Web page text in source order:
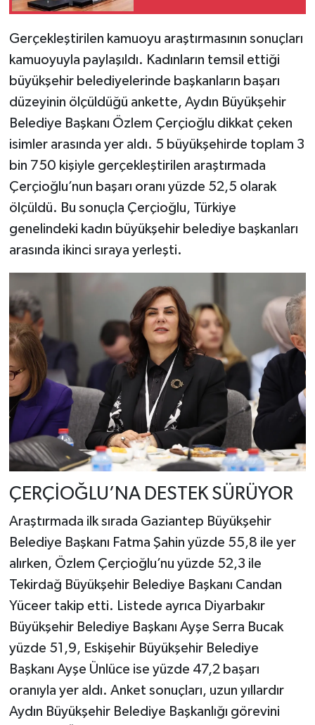
Gerçekleştirilen kamuoyu araştırmasının sonuçları
kamuoyuyla paylaşıldı. Kadınların temsil ettiği
büyükşehir belediyelerinde başkanların başarı
düzeyinin ölçüldüğü ankette, Aydın Büyükşehir
Belediye Başkanı Özlem Çerçioğlu dikkat çeken
isimler arasında yer aldı. 5 büyükşehirde toplam 3
bin 750 kişiyle gerçekleştirilen araştırmada
Çerçioğlu’nun başarı oranı yüzde 52,5 olarak
ölçüldü. Bu sonuçla Çerçioğlu, Türkiye
genelindeki kadın büyükşehir belediye başkanları
arasında ikinci sıraya yerleşti.
ÇERÇİOĞLU’NA DESTEK SÜRÜYOR
Araştırmada ilk sırada Gaziantep Büyükşehir
Belediye Başkanı Fatma Şahin yüzde 55,8 ile yer
alırken, Özlem Çerçioğlu’nu yüzde 52,3 ile
Tekirdağ Büyükşehir Belediye Başkanı Candan
Yüceer takip etti. Listede ayrıca Diyarbakır
Büyükşehir Belediye Başkanı Ayşe Serra Bucak
yüzde 51,9, Eskişehir Büyükşehir Belediye
Başkanı Ayşe Ünlüce ise yüzde 47,2 başarı
oranıyla yer aldı. Anket sonuçları, uzun yıllardır
Aydın Büyükşehir Belediye Başkanlığı görevini